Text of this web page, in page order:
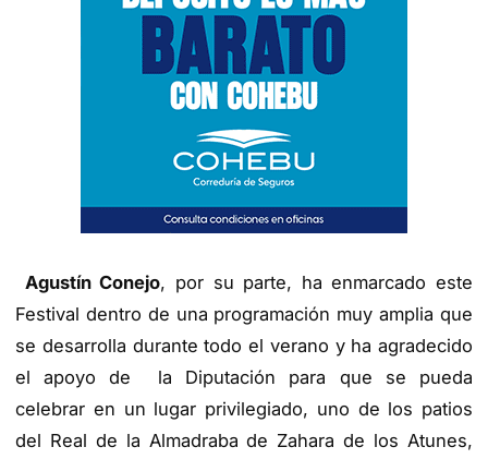
Agustín Conejo, por su parte, ha enmarcado este
Festival dentro de una programación muy amplia que
se desarrolla durante todo el verano y ha agradecido
el apoyo de la Diputación para que se pueda
celebrar en un lugar privilegiado, uno de los patios
del Real de la Almadraba de Zahara de los Atunes,